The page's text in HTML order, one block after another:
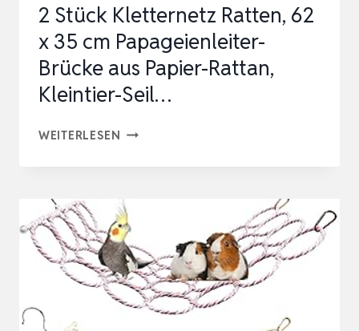
2 Stück Kletternetz Ratten, 62
x 35 cm Papageienleiter-
Brücke aus Papier-Rattan,
Kleintier-Seil…
WEITERLESEN 2
RATTEN,
62
X
35
CM